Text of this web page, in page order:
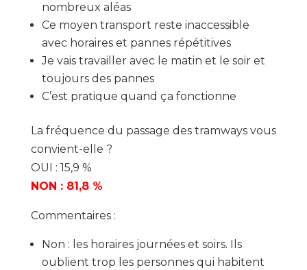
nombreux aléas
Ce moyen transport reste inaccessible
avec horaires et pannes répétitives
Je vais travailler avec le matin et le soir et
toujours des pannes
C’est pratique quand ça fonctionne
La fréquence du passage des tramways vous
convient-elle ?
OUI : 15,9 %
NON : 81,8 %
Commentaires :
Non : les horaires journées et soirs. Ils
oublient trop les personnes qui habitent